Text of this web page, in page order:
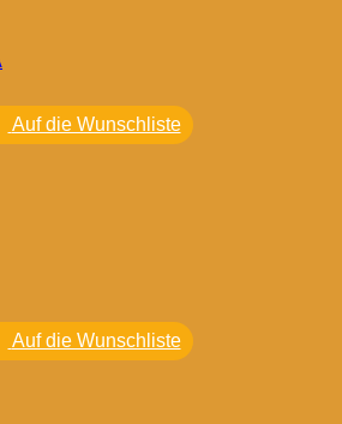
Auf die Wunschliste
Auf die Wunschliste